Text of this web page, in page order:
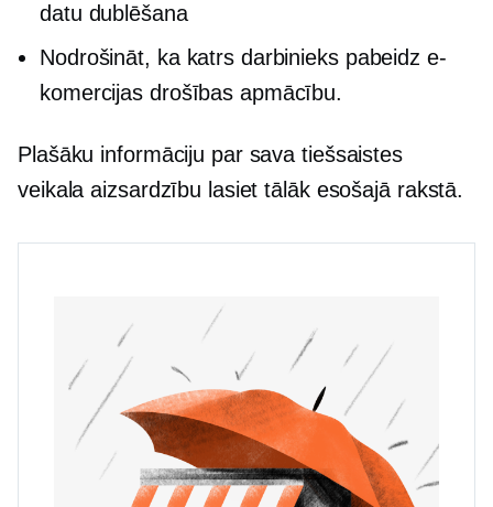
datu dublēšana
Nodrošināt, ka katrs darbinieks pabeidz e-
komercijas drošības apmācību.
Plašāku informāciju par sava tiešsaistes
veikala aizsardzību lasiet tālāk esošajā rakstā.